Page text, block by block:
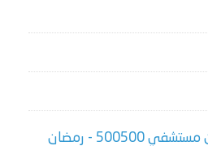
خطوة الخير - اعلان مستشفي 500500 - رمضان